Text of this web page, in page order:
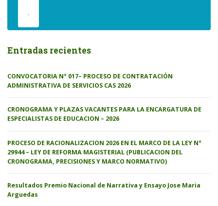
.
Entradas recientes
CONVOCATORIA N° 017– PROCESO DE CONTRATACIÓN
ADMINISTRATIVA DE SERVICIOS CAS 2026
CRONOGRAMA Y PLAZAS VACANTES PARA LA ENCARGATURA DE
ESPECIALISTAS DE EDUCACION – 2026
PROCESO DE RACIONALIZACION 2026 EN EL MARCO DE LA LEY N°
29944 – LEY DE REFORMA MAGISTERIAL (PUBLICACION DEL
CRONOGRAMA, PRECISIONES Y MARCO NORMATIVO)
Resultados Premio Nacional de Narrativa y Ensayo Jose Maria
Arguedas